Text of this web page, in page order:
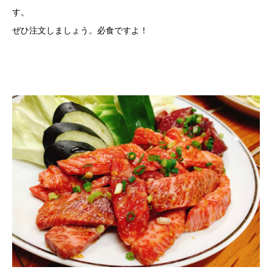
す。
ぜひ注文しましょう。必食ですよ！